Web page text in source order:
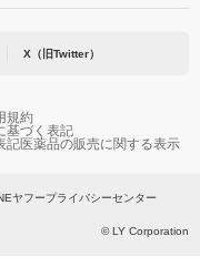
X（旧Twitter）
規約
基づく表記
記医薬品の販売に関する表示
ヤフープライバシーセンター
© LY Corporation